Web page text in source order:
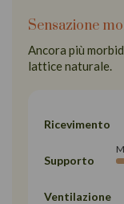
Sensazione
Ancora più
lattice naturale.
Ricevimento
Supporto
Ventilazione